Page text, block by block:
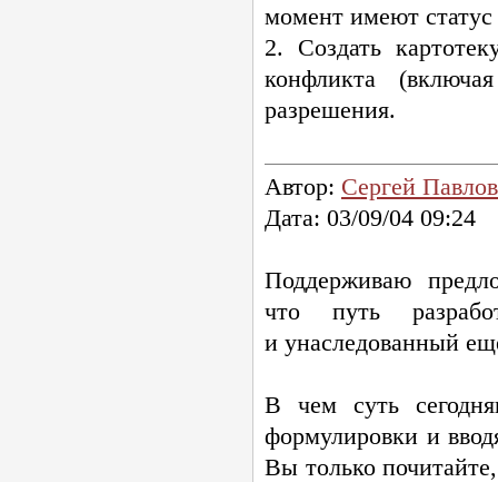
момент имеют
2. Создать
конфликта
разрешения.
Автор: Сергей Павлов
Дата: 03/09/04 09:24
Поддерживаю
что путь
и унаследованный
В чем суть
формулировки и
Вы только